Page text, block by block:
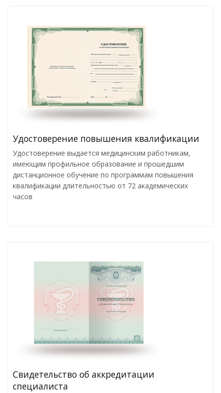
Удостоверение повышения квалификации
Удостоверение выдается медицинским работникам,
имеющим профильное образование и прошедшим
дистанционное обучение по программам повышения
квалификации длительностью от 72 академических
часов
Свидетельство об аккредитации
специалиста